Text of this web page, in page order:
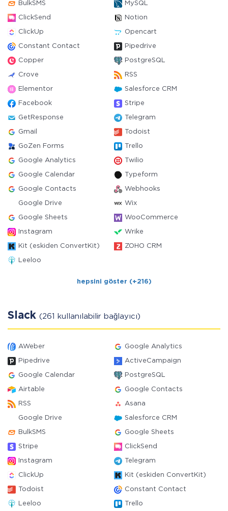
BulkSMS MySQL
ClickSend Notion
ClickUp Opencart
Constant Contact Pipedrive
Copper PostgreSQL
Crove RSS
Elementor Salesforce CRM
Facebook Stripe
GetResponse Telegram
Gmail Todoist
GoZen Forms Trello
Google Analytics Twilio
Google Calendar Typeform
Google Contacts Webhooks
Google Drive Wix
Google Sheets WooCommerce
Instagram Wrike
Kit (eskiden ConvertKit) ZOHO CRM
Leeloo
hepsini göster (+216)
Slack (261 kullanılabilir bağlayıcı)
AWeber Google Analytics
Pipedrive ActiveCampaign
Google Calendar PostgreSQL
Airtable Google Contacts
RSS Asana
Google Drive Salesforce CRM
BulkSMS Google Sheets
Stripe ClickSend
Instagram Telegram
ClickUp Kit (eskiden ConvertKit)
Todoist Constant Contact
Leeloo Trello